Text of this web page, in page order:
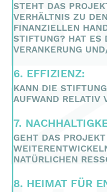
STEHT DAS
VERHÄLTNIS ZU
FINANZIELLEN
STIFTUNG? HAT ES
VERANKERUNG
6. EFFIZIENZ:
KANN DIE
AUFWAND RELATIV
7.
GEHT DAS
NATÜRLICHEN
8. HEIMAT FÜR